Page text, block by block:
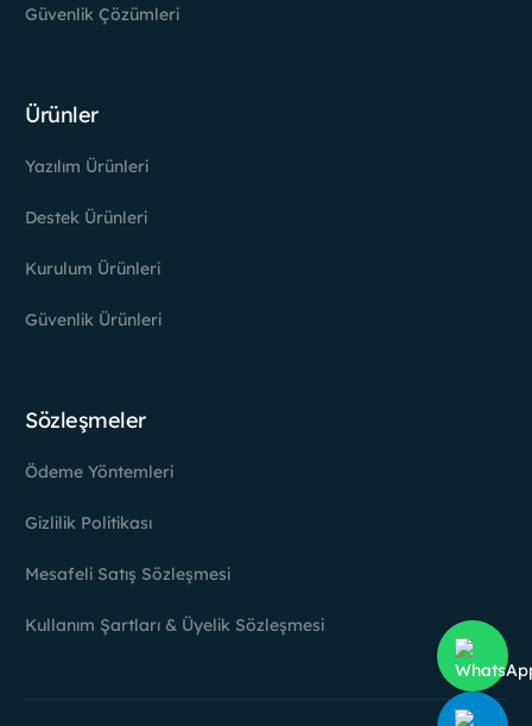
Güvenlik Çözümleri
Ürünler
Yazılım Ürünleri
Destek Ürünleri
Kurulum Ürünleri
Güvenlik Ürünleri
Sözleşmeler
Ödeme Yöntemleri
Gizlilik Politikası
Mesafeli Satış Sözleşmesi
Kullanım Şartları & Üyelik Sözleşmesi